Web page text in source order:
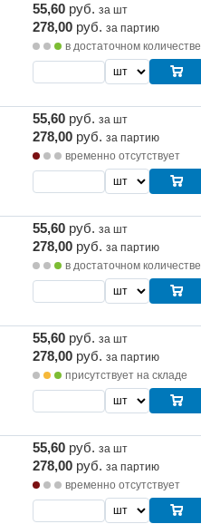
55,60 руб. за шт
278,00 руб. за партию
в достаточном количестве
55,60 руб. за шт
278,00 руб. за партию
временно отсутствует
55,60 руб. за шт
278,00 руб. за партию
в достаточном количестве
55,60 руб. за шт
278,00 руб. за партию
присутствует на складе
55,60 руб. за шт
278,00 руб. за партию
временно отсутствует